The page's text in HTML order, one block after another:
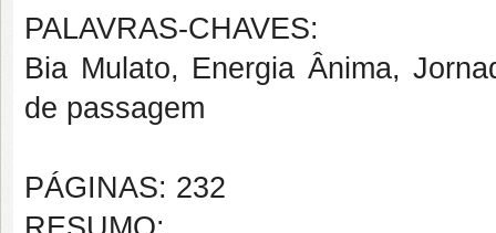
PALAVRAS-CHAVES:
Bia Mulato, Energia Ânima,
de passagem
PÁGINAS: 232